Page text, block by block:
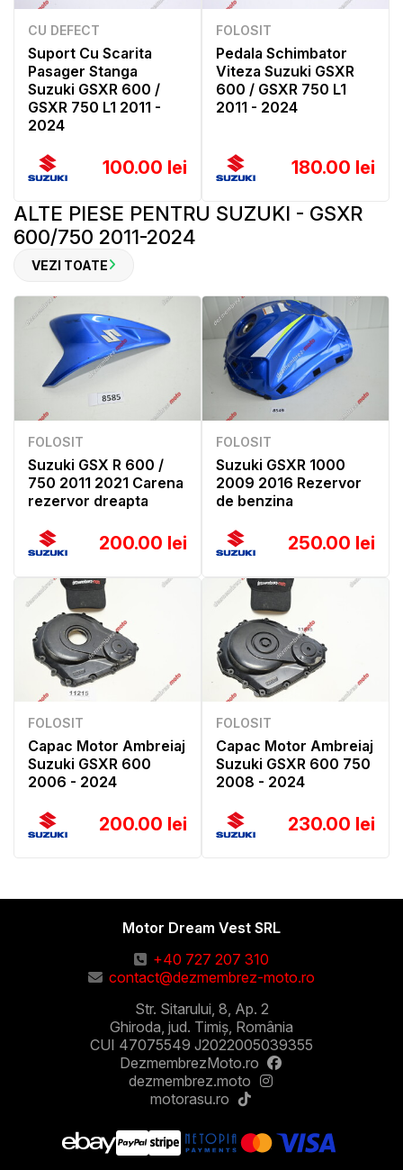
CU DEFECT
Suport Cu Scarita
Pasager Stanga
Suzuki GSXR 600 /
GSXR 750 L1 2011 -
2024
100.00 lei
FOLOSIT
Pedala Schimbator
Viteza Suzuki GSXR
600 / GSXR 750 L1
2011 - 2024
180.00 lei
ALTE PIESE PENTRU SUZUKI - GSXR
600/750 2011-2024
VEZI TOATE
FOLOSIT
Suzuki GSX R 600 /
750 2011 2021 Carena
rezervor dreapta
200.00 lei
FOLOSIT
Suzuki GSXR 1000
2009 2016 Rezervor
de benzina
250.00 lei
FOLOSIT
Capac Motor Ambreiaj
Suzuki GSXR 600
2006 - 2024
200.00 lei
FOLOSIT
Capac Motor Ambreiaj
Suzuki GSXR 600 750
2008 - 2024
230.00 lei
Motor Dream Vest SRL
+40 727 207 310
contact@dezmembrez-moto.ro
Str. Sitarului, 8, Ap. 2
Ghiroda, jud. Timiș, România
CUI 47075549 J2022005039355
DezmembrezMoto.ro
dezmembrez.moto
motorasu.ro